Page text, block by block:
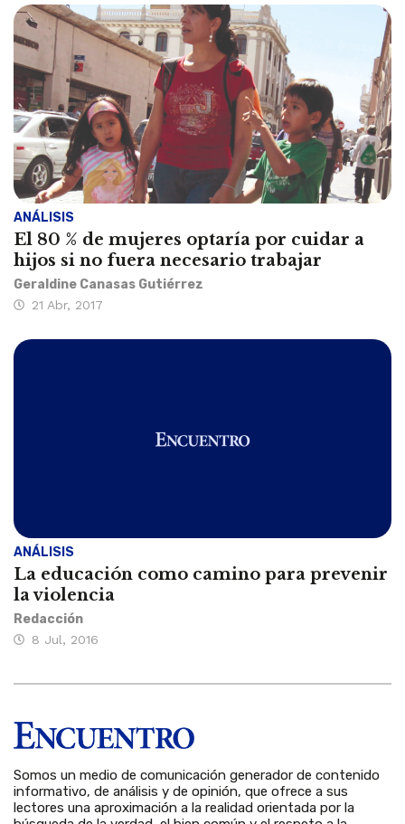
ANÁLISIS
El 80 % de mujeres optaría por cuidar a
hijos si no fuera necesario trabajar
Geraldine Canasas Gutiérrez
21 Abr, 2017
ANÁLISIS
La educación como camino para prevenir
la violencia
Redacción
8 Jul, 2016
Somos un medio de comunicación generador de contenido
informativo, de análisis y de opinión, que ofrece a sus
lectores una aproximación a la realidad orientada por la